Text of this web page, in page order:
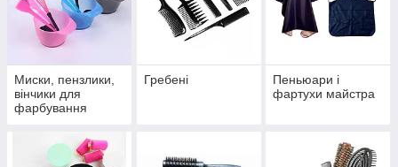
Миски, пензлики,
вінчики для
фарбування
Гребені
Пеньюари і
фартухи майстра